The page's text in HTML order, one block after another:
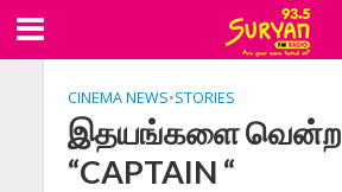
CINEMA NEWS•STORIES
இதயங்களை வென்ற
“CAPTAIN “